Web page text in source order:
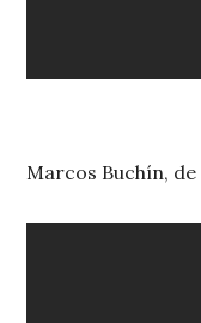
Marcos Buchín, de